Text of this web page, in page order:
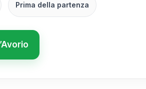
Prima della partenza